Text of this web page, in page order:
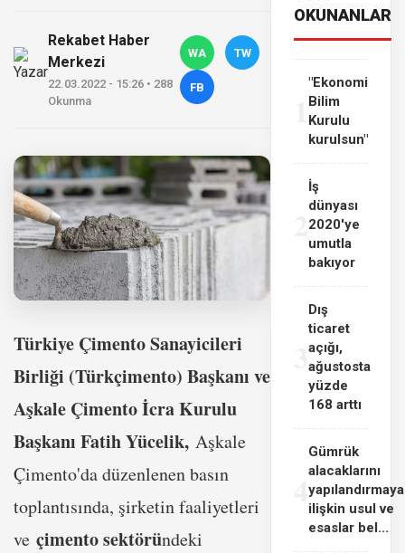
Rekabet Haber
Merkezi
22.03.2022 - 15:26 • 288
Okunma
WA TW
FB
Türkiye Çimento Sanayicileri
Birliği (Türkçimento) Başkanı ve
Aşkale Çimento İcra Kurulu
Başkanı Fatih Yücelik, Aşkale
Çimento'da düzenlenen basın
toplantısında, şirketin faaliyetleri
ve çimento sektöründeki
OKUNANLAR
"Ekonomi
Bilim
Kurulu
kurulsun"
İş
dünyası
2020'ye
umutla
bakıyor
3
Dış
ticaret
açığı,
ağustosta
yüzde
168 arttı
4
Gümrük
alacaklarını
yapılandırmaya
ilişkin usul ve
esaslar bel...